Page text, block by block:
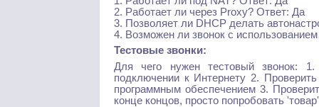
2. Работает ли через Proxy? Ответ: Да
3. Позволяет ли DHCP делать
4. Возможен ли звонок с
Тестовые звонки:
Для чего нужен тестовый звонок:
подключении к Интернету 2.
программным обеспечением 3.
конце концов, просто попробовать